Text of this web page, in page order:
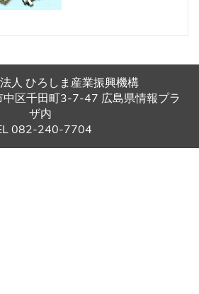
人 ひろしま産業振興機構
区千田町3-7-47 広島県情報プラ
ザ内
082-240-7704